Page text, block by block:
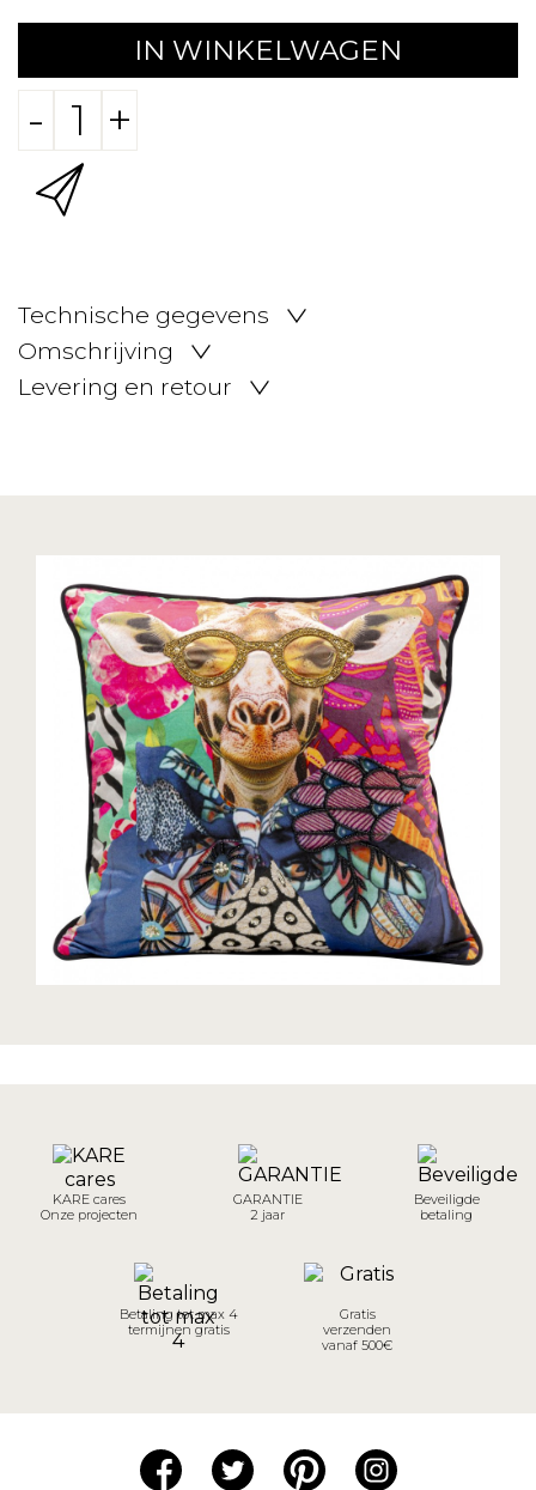
IN WINKELWAGEN
- +
Technische gegevens
Omschrijving
Levering en retour
KARE cares
Onze projecten
GARANTIE
2 jaar
Beveiligde
betaling
Betaling tot max 4
termijnen gratis
Gratis
verzenden
vanaf 500€